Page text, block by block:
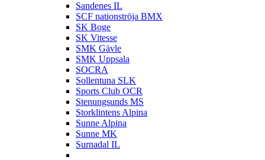
Sandenes IL
SCF nationströja BMX
SK Boge
SK Vitesse
SMK Gävle
SMK Uppsala
SOCRA
Sollentuna SLK
Sports Club OCR
Stenungsunds MS
Storklintens Alpina
Sunne Alpina
Sunne MK
Surnadal IL